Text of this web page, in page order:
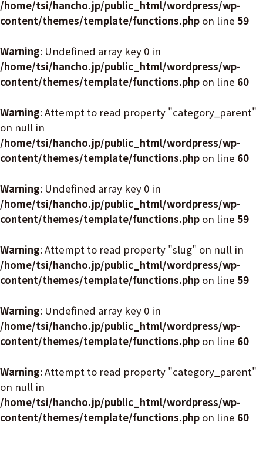
/home/tsi/hancho.jp/public_html/wordpress/wp-
content/themes/template/functions.php on line 59
Warning: Undefined array key 0 in
/home/tsi/hancho.jp/public_html/wordpress/wp-
content/themes/template/functions.php on line 60
Warning: Attempt to read property "category_parent"
on null in
/home/tsi/hancho.jp/public_html/wordpress/wp-
content/themes/template/functions.php on line 60
Warning: Undefined array key 0 in
/home/tsi/hancho.jp/public_html/wordpress/wp-
content/themes/template/functions.php on line 59
Warning: Attempt to read property "slug" on null in
/home/tsi/hancho.jp/public_html/wordpress/wp-
content/themes/template/functions.php on line 59
Warning: Undefined array key 0 in
/home/tsi/hancho.jp/public_html/wordpress/wp-
content/themes/template/functions.php on line 60
Warning: Attempt to read property "category_parent"
on null in
/home/tsi/hancho.jp/public_html/wordpress/wp-
content/themes/template/functions.php on line 60